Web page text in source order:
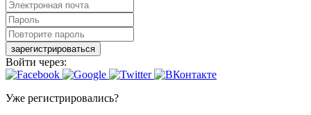
зарегистрироваться
Войти через:
Уже регистрировались?